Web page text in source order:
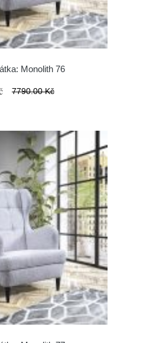
Monolith 76
7790.00 Kč